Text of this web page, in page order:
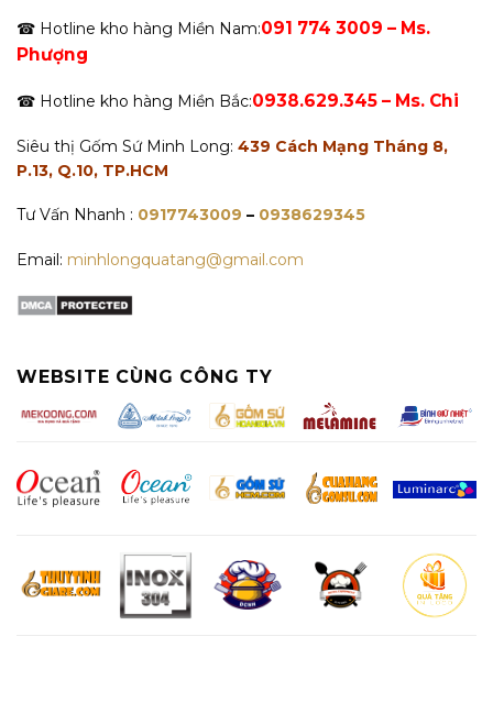
☎ Hotline kho hàng Miền Nam:091 774 3009 – Ms.
Phượng
☎ Hotline kho hàng Miền Bắc:0938.629.345 – Ms. Chi
Siêu thị Gốm Sứ Minh Long: 439 Cách Mạng Tháng 8,
P.13, Q.10, TP.HCM
Tư Vấn Nhanh : 0917743009 – 0938629345
Email: minhlongquatang@gmail.com
WEBSITE CÙNG CÔNG TY